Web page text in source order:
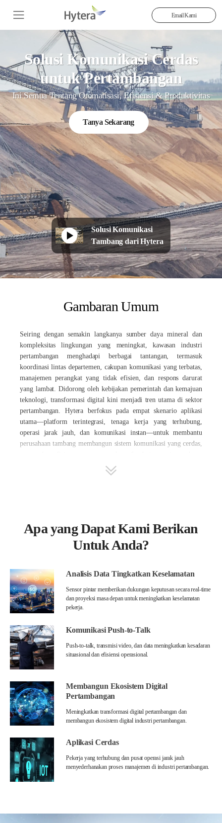
Email Kami
Solusi Komunikasi Cerdas
untuk Pertambangan
Ini Semua Tentang Otomatisasi, Efisiensi & Produktivitas
Solusi Komunikasi
Tambang dari Hytera
Tanya Sekarang
Gambaran Umum
Seiring dengan semakin langkanya sumber daya mineral dan
kompleksitas lingkungan yang meningkat, kawasan industri
pertambangan menghadapi berbagai tantangan, termasuk
koordinasi lintas departemen, cakupan komunikasi yang terbatas,
manajemen perangkat yang tidak efisien, dan respons darurat
yang lambat. Didorong oleh kebijakan pemerintah dan kemajuan
teknologi, transformasi digital kini menjadi tren utama di sektor
pertambangan. Hytera berfokus pada empat skenario aplikasi
utama—platform terintegrasi, tenaga kerja yang terhubung,
operasi jarak jauh, dan komunikasi instan—untuk membantu
perusahaan tambang membangun sistem komunikasi yang cerdas,
Apa yang Dapat Kami Berikan
Untuk Anda?
Analisis Data Tingkatkan Keselamatan
Sensor pintar memberikan dukungan keputusan secara real-time
dan proyeksi masa depan untuk meningkatkan keselamatan
pekerja.
Komunikasi Push-to-Talk
Push-to-talk, transmisi video, dan data meningkatkan kesadaran
situasional dan efisiensi operasional.
Membangun Ekosistem Digital
Pertambangan
Meningkatkan transformasi digital pertambangan dan
membangun ekosistem digital industri pertambangan.
Aplikasi Cerdas
Pekerja yang terhubung dan pusat operasi jarak jauh
menyederhanakan proses manajemen di industri pertambangan.